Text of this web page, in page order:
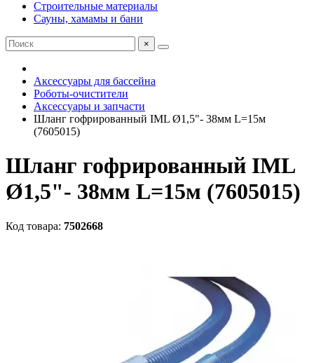
Строительные материалы
Сауны, хамамы и бани
×
Аксессуары для бассейна
Роботы-очистители
Аксессуары и запчасти
Шланг гофрированный IML Ø1,5"- 38мм L=15м
(7605015)
Шланг гофрированный IML
Ø1,5"- 38мм L=15м (7605015)
Код товара: 7502668